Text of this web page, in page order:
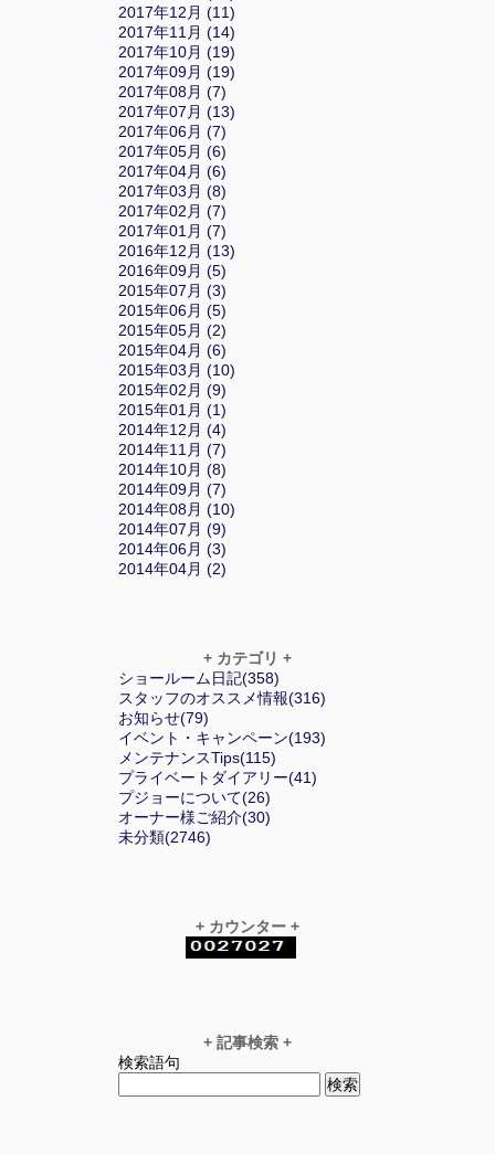
2017年12月 (11)
2017年11月 (14)
2017年10月 (19)
2017年09月 (19)
2017年08月 (7)
2017年07月 (13)
2017年06月 (7)
2017年05月 (6)
2017年04月 (6)
2017年03月 (8)
2017年02月 (7)
2017年01月 (7)
2016年12月 (13)
2016年09月 (5)
2015年07月 (3)
2015年06月 (5)
2015年05月 (2)
2015年04月 (6)
2015年03月 (10)
2015年02月 (9)
2015年01月 (1)
2014年12月 (4)
2014年11月 (7)
2014年10月 (8)
2014年09月 (7)
2014年08月 (10)
2014年07月 (9)
2014年06月 (3)
2014年04月 (2)
+ カテゴリ +
ショールーム日記(358)
スタッフのオススメ情報(316)
お知らせ(79)
イベント・キャンペーン(193)
メンテナンスTips(115)
プライベートダイアリー(41)
プジョーについて(26)
オーナー様ご紹介(30)
未分類(2746)
+ カウンター +
+ 記事検索 +
検索語句